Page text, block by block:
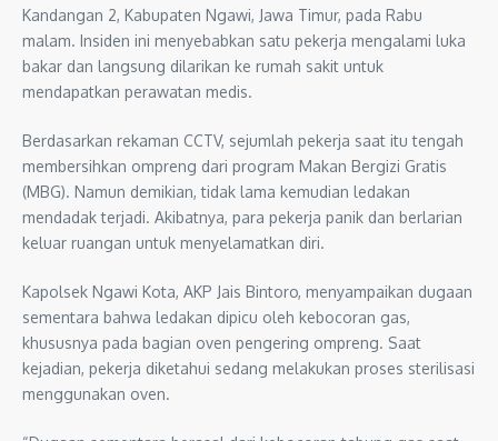
Kandangan 2, Kabupaten Ngawi, Jawa Timur, pada Rabu
malam. Insiden ini menyebabkan satu pekerja mengalami luka
bakar dan langsung dilarikan ke rumah sakit untuk
mendapatkan perawatan medis.
Berdasarkan rekaman CCTV, sejumlah pekerja saat itu tengah
membersihkan ompreng dari program Makan Bergizi Gratis
(MBG). Namun demikian, tidak lama kemudian ledakan
mendadak terjadi. Akibatnya, para pekerja panik dan berlarian
keluar ruangan untuk menyelamatkan diri.
Kapolsek Ngawi Kota, AKP Jais Bintoro, menyampaikan dugaan
sementara bahwa ledakan dipicu oleh kebocoran gas,
khususnya pada bagian oven pengering ompreng. Saat
kejadian, pekerja diketahui sedang melakukan proses sterilisasi
menggunakan oven.